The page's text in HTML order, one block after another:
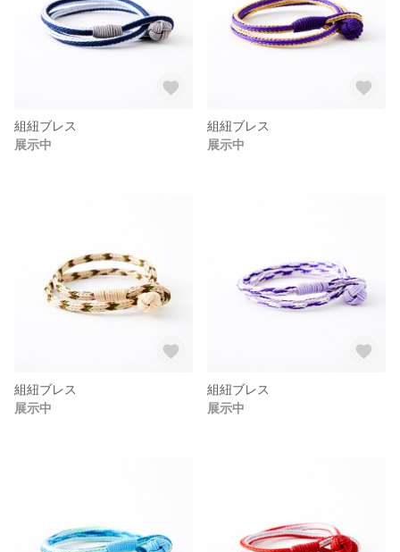
組紐ブレス
展示中
組紐ブレス
展示中
組紐ブレス
展示中
組紐ブレス
展示中